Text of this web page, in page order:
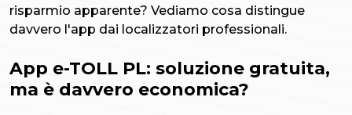
risparmio apparente? Vediamo cosa distingue
davvero l'app dai localizzatori professionali.
App e-TOLL PL: soluzione gratuita,
ma è davvero economica?